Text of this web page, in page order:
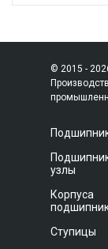
© 2015 -
узлы
Корпуса
Ступицы